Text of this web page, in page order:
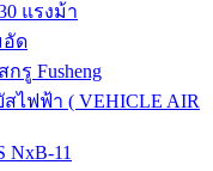
แรงม้า
อัด
รู Fusheng
ไฟฟ้า ( VEHICLE AIR
NxB-11